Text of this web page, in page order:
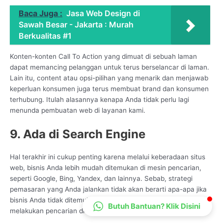
Baca Juga : Jasa Web Design di
Sawah Besar - Jakarta : Murah
Berkualitas #1
Konten-konten Call To Action yang dimuat di sebuah laman
dapat memancing pelanggan untuk terus berselancar di laman.
Lain itu, content atau opsi-pilihan yang menarik dan menjawab
keperluan konsumen juga terus membuat brand dan konsumen
terhubung. Itulah alasannya kenapa Anda tidak perlu lagi
menunda pembuatan web di layanan kami.
9. Ada di Search Engine
Hal terakhir ini cukup penting karena melalui keberadaan situs
web, bisnis Anda lebih mudah ditemukan di mesin pencarian,
seperti Google, Bing, Yandex, dan lainnya. Sebab, strategi
pemasaran yang Anda jalankan tidak akan berarti apa-apa jika
bisnis Anda tidak ditemukan oleh calon konsumen saat mereka
melakukan pencarian di mesin pencarian.
CS Lenteraweb
Online
Butuh Bantuan? Klik Disini